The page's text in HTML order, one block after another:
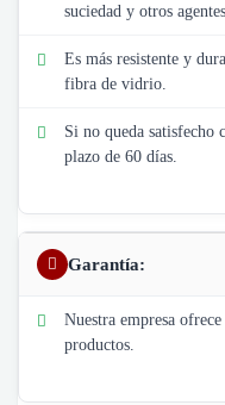
suciedad y otros
Es más resistente y
fibra de vidrio.
Si no queda satisfecho
plazo de 60 días.
Garantía:
Nuestra empresa
productos.